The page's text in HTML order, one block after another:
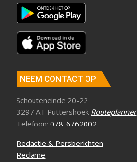
NEEM CONTACT OP
Schouteneinde 20-22
3297 AT Puttershoek Routeplanner
Telefoon:078-6762002
Redactie & Persberichten
Reclame